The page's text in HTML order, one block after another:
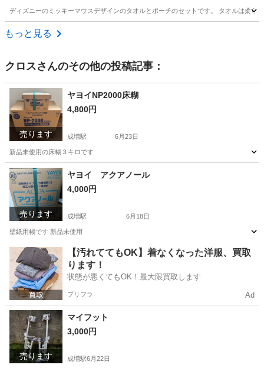
ディズニーのミッキーマウスデザインのタオルとポーチのセットです。 タオルは柔
東京 江戸川区
もっと見る
クロスさんのその他の投稿記事：
売ります
ヤヨイNP2000床糊
4,800円
成増駅 6月23日
新品未使用の床糊３キロです
東京 板橋区 成増駅 その他
売ります
ヤヨイ アクアノール
4,000円
成増駅 6月18日
壁紙用糊です 新品未使用
東京 板橋区 成増駅 その他 ヤヨイ
【汚れててもOK】着なくなった洋服、買取
ります！
状態が悪くてもOK！最大限買取します
プリフラ Ad
売ります
マイフット
3,000円
成増駅6月22日